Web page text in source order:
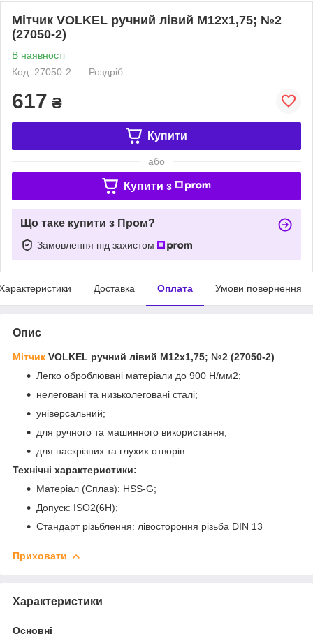
Мітчик VOLKEL ручний лівий М12х1,75; №2
(27050-2)
В наявності
Код: 27050-2
Роздріб
617 ₴
Купити
або
Купити з
Що таке купити з Пром?
Замовлення під захистом
Доставка Оплата Умови повернення
Опис
Мітчик VOLKEL ручний лівий М12х1,75; №2 (27050-2)
Легко оброблювані матеріали до 900 Н/мм2;
нелеговані та низьколеговані сталі;
універсальний;
для ручного та машинного використання;
для наскрізних та глухих отворів.
Технічні характеристики:
Матеріал (Сплав): HSS-G;
Допуск: ISO2(6H);
Стандарт різьблення: лівостороння різьба DIN 13
Приховати
Характеристики
Основні